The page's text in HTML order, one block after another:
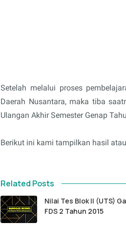
Setelah melalui proses
Daerah Nusantara, maka tiba
Ulangan Akhir Semester Genap
Berikut ini kami tampilkan hasil
Related Posts
Nilai Tes Blok II (UTS)
FDS 2 Tahun 2015